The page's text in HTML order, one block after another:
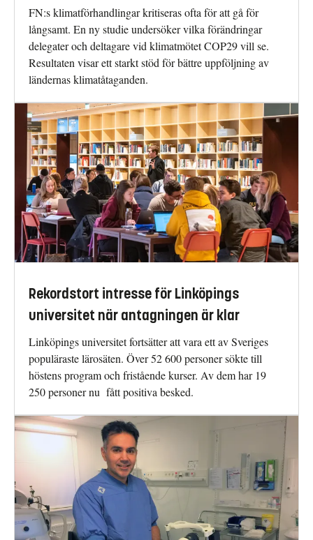
FN:s klimatförhandlingar kritiseras ofta för att gå för
långsamt. En ny studie undersöker vilka förändringar
delegater och deltagare vid klimatmötet COP29 vill se.
Resultaten visar ett starkt stöd för bättre uppföljning av
ländernas klimatåtaganden.
Rekordstort intresse för Linköpings
universitet när antagningen är klar
Linköpings universitet fortsätter att vara ett av Sveriges
populäraste lärosäten. Över 52 600 personer sökte till
höstens program och fristående kurser. Av dem har 19
250 personer nu fått positiva besked.